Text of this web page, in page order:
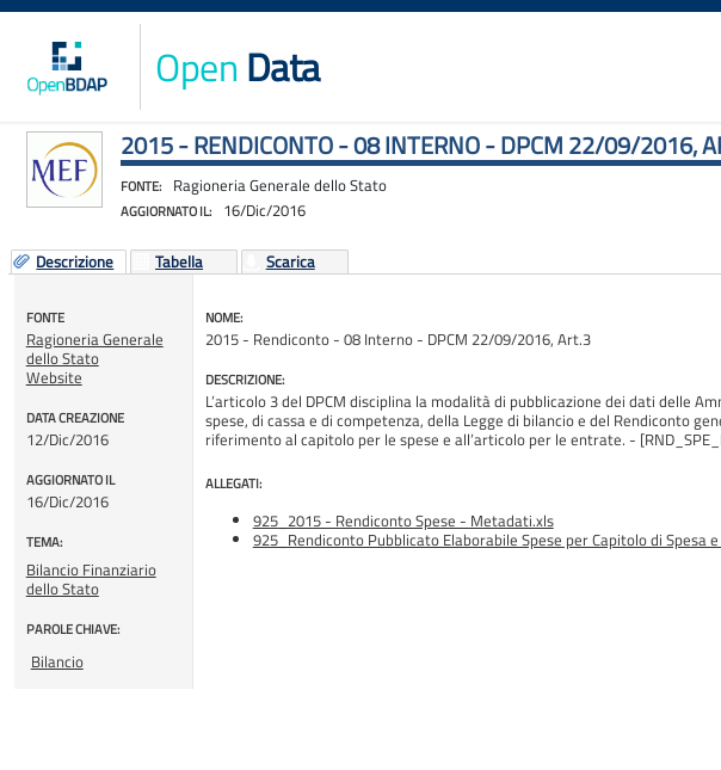
Open Data
2015 - RENDICONTO - 08 INTERNO - DPCM 22/09/2016,
FONTE: Ragioneria Generale dello Stato
AGGIORNATO IL: 16/Dic/2016
Descrizione Tabella Scarica
FONTE
Ragioneria Generale
dello Stato
Website
DATA CREAZIONE
12/Dic/2016
AGGIORNATO IL
16/Dic/2016
TEMA:
Bilancio Finanziario
dello Stato
PAROLE CHIAVE:
Bilancio
NOME:
2015 - Rendiconto - 08 Interno - DPCM 22/09/2016, Art.3
DESCRIZIONE:
L’articolo 3 del DPCM disciplina la modalità di pubblicazione dei dati delle
spese, di cassa e di competenza, della Legge di bilancio e del Rendiconto
riferimento al capitolo per le spese e all’articolo per le entrate. -
ALLEGATI:
925_2015 - Rendiconto Spese - Metadati.xls
925_Rendiconto Pubblicato Elaborabile Spese per Capitolo di Spesa e